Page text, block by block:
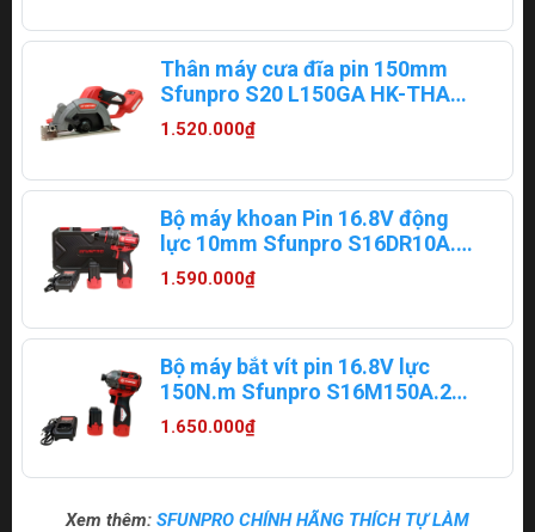
Thân máy cưa đĩa pin 150mm
Sfunpro S20 L150GA HK-THAN
(có lưỡi hợp kim)
1.520.000₫
Bộ máy khoan Pin 16.8V động
lực 10mm Sfunpro S16DR10A.2
(2 pin + 1 sạc)
1.590.000₫
Bộ máy bắt vít pin 16.8V lực
150N.m Sfunpro S16M150A.2
(2 pin + 1 sạc)
1.650.000₫
Xem thêm: SFUNPRO CHÍNH HÃNG THÍCH TỰ LÀM